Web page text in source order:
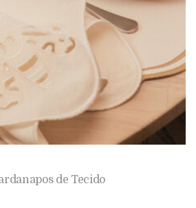
de Tecido